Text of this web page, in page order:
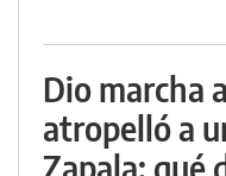
Dio marcha
atropelló a
Zapala: qué